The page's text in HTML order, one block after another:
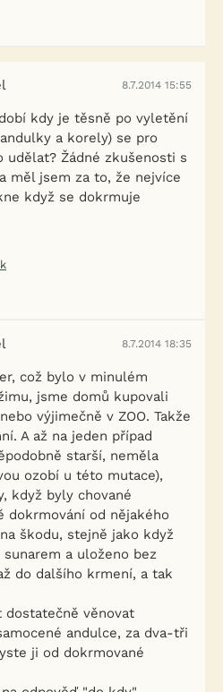
8.7.2014 15:55
kdy je těsně po vyletění
a korely) se pro
udělat? Žádné zkušenosti s
měl jsem za to, že nejvíce
když se dokrmuje
8.7.2014 18:35
což bylo v minulém
jsme domů kupovali
výjimečně v ZOO. Takže
A až na jeden případ
starší, neměla
ozobí u této mutace),
když byly chované
dokrmování od nějakého
škodu, stejně jako když
a uloženo bez
do dalšího krmení, a tak
dostatečně věnovat
andulce, za dva-tři
ji od dokrmované